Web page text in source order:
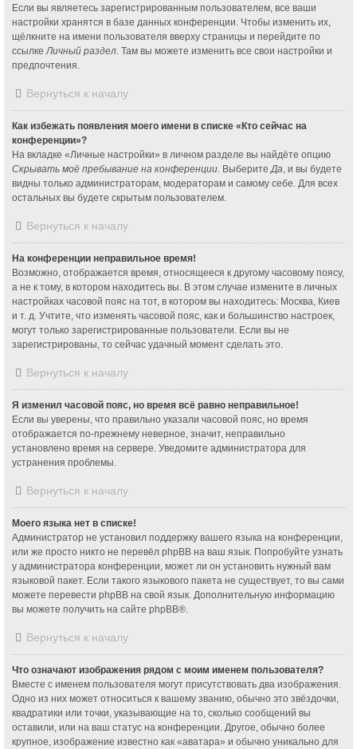
Если вы являетесь зарегистрированным пользователем, все ваши
настройки хранятся в базе данных конференции. Чтобы изменить их,
щёлкните на имени пользователя вверху страницы и перейдите по
ссылке Личный раздел . Там вы можете изменить все свои настройки и
предпочтения.
Вернуться к началу
Как избежать появления моего имени в списке «Кто сейчас на
конференции»?
На вкладке «Личные настройки» в личном разделе вы найдёте опцию
Скрывать моё пребывание на конференции . Выберите Да , и вы будете
видны только администраторам, модераторам и самому себе. Для всех
остальных вы будете скрытым пользователем.
Вернуться к началу
На конференции неправильное время!
Возможно, отображается время, относящееся к другому часовому поясу,
а не к тому, в котором находитесь вы. В этом случае измените в личных
настройках часовой пояс на тот, в котором вы находитесь: Москва, Киев
и т. д. Учтите, что изменять часовой пояс, как и большинство настроек,
могут только зарегистрированные пользователи. Если вы не
зарегистрированы, то сейчас удачный момент сделать это.
Вернуться к началу
Я изменил часовой пояс, но время всё равно неправильное!
Если вы уверены, что правильно указали часовой пояс, но время
отображается по-прежнему неверное, значит, неправильно
установлено время на сервере. Уведомите администратора для
устранения проблемы.
Вернуться к началу
Моего языка нет в списке!
Администратор не установил поддержку вашего языка на конференции,
или же просто никто не перевёл phpBB на ваш язык. Попробуйте узнать
у администратора конференции, может ли он установить нужный вам
языковой пакет. Если такого языкового пакета не существует, то вы сами
можете перевести phpBB на свой язык. Дополнительную информацию
вы можете получить на сайте phpBB®.
Вернуться к началу
Что означают изображения рядом с моим именем пользователя?
Вместе с именем пользователя могут присутствовать два изображения.
Одно из них может относиться к вашему званию, обычно это звёздочки,
квадратики или точки, указывающие на то, сколько сообщений вы
оставили, или на ваш статус на конференции. Другое, обычно более
крупное, изображение известно как «аватара» и обычно уникально для